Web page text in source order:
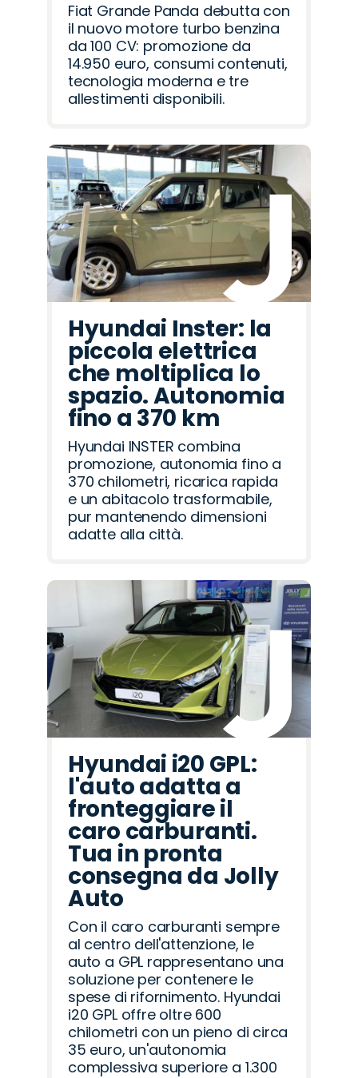
Fiat Grande Panda debutta con
il nuovo motore turbo benzina
da 100 CV: promozione da
14.950 euro, consumi contenuti,
tecnologia moderna e tre
allestimenti disponibili.
Hyundai Inster: la
piccola elettrica
che moltiplica lo
spazio. Autonomia
fino a 370 km
Hyundai INSTER combina
promozione, autonomia fino a
370 chilometri, ricarica rapida
e un abitacolo trasformabile,
pur mantenendo dimensioni
adatte alla città.
Hyundai i20 GPL:
l'auto adatta a
fronteggiare il
caro carburanti.
Tua in pronta
consegna da Jolly
Auto
Con il caro carburanti sempre
al centro dell'attenzione, le
auto a GPL rappresentano una
soluzione per contenere le
spese di rifornimento. Hyundai
i20 GPL offre oltre 600
chilometri con un pieno di circa
35 euro, un'autonomia
complessiva superiore a 1.300